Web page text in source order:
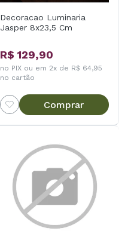
Decoracao Luminaria
Jasper 8x23,5 Cm
R$ 129,90
no PIX ou em 2x de R$ 64,95
no cartão
Comprar